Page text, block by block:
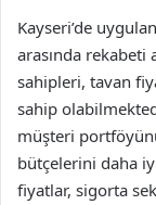
Kayseri’de
arasında rekabeti
sahipleri, tavan
sahip
müşteri
bütçelerini daha
fiyatlar, sigorta